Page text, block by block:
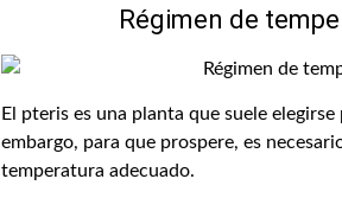
Régimen de
El pteris es una planta que suele
embargo, para que prospere, es
temperatura adecuado.